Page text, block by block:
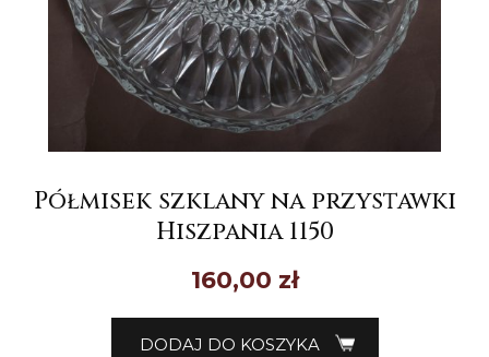
Półmisek szklany na przystawki
Hiszpania 1150
160,00 zł
DODAJ DO KOSZYKA